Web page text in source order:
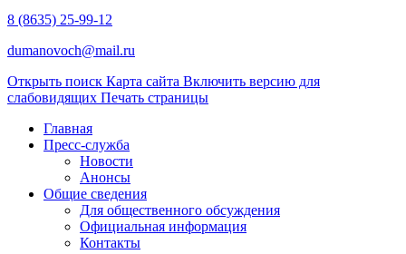
8 (8635) 25-99-12
dumanovoch@mail.ru
Открыть поиск Карта сайта Включить версию для
слабовидящих Печать страницы
Главная
Пресс-служба
Новости
Анонсы
Общие сведения
Для общественного обсуждения
Официальная информация
Контакты